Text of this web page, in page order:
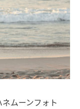
ムーンフォト